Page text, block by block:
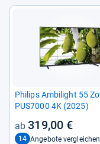
Phi­lips Ambi­light 55 Zoll
PUS7000 4K (2025)
319,00 €
14 Angebote vergleichen